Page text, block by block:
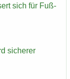
sich für Fuß­
si­che­rer